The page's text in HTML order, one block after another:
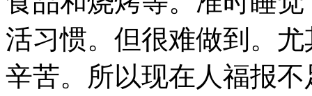
活习惯。但很难做到。
辛苦。所以现在人福报不